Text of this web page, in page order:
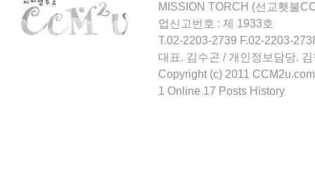
MISSION TORCH (선교횃불
업신고번호 : 제 1933호
T.02-2203-2739 F.02-2203-
대표. 김수곤 / 개인정보담당.
Copyright (c) 2011
1 Online 17 Posts History